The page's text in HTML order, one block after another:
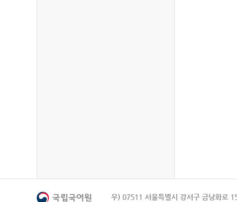
우) 07511 서울특별시 강서구 금낭화로